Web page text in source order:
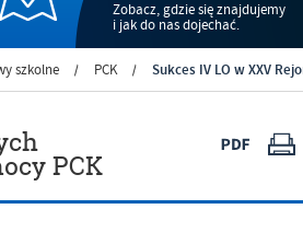
Zobacz, gdzie się znajdujemy
i jak do nas dojechać.
szkolne / PCK / Sukces IV LO w XXV
PCK